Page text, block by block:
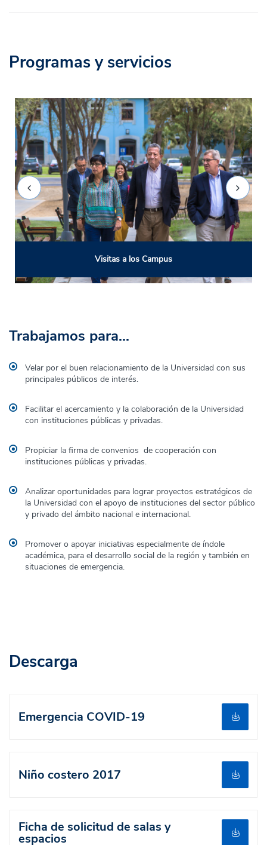
Programas y servicios
Visitas a los Campus
Trabajamos para...
Velar por el buen relacionamiento de la Universidad con sus
principales públicos de interés.
Facilitar el acercamiento y la colaboración de la Universidad
con instituciones públicas y privadas.
Propiciar la firma de convenios de cooperación con
instituciones públicas y privadas.
Analizar oportunidades para lograr proyectos estratégicos de
la Universidad con el apoyo de instituciones del sector público
y privado del ámbito nacional e internacional.
Promover o apoyar iniciativas especialmente de índole
académica, para el desarrollo social de la región y también en
situaciones de emergencia.
Descarga
Emergencia COVID-19
Niño costero 2017
Ficha de solicitud de salas y
espacios